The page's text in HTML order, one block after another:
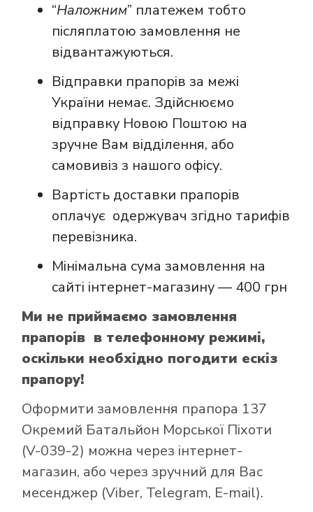
“Наложним” платежем тобто
післяплатою замовлення не
відвантажуються.
Відправки прапорів за межі
України немає. Здійснюємо
відправку Новою Поштою на
зручне Вам відділення, або
самовивіз з нашого офісу.
Вартість доставки прапорів
оплачує одержувач згідно тарифів
перевізника.
Мінімальна сума замовлення на
сайті інтернет-магазину — 400 грн
Ми не приймаємо замовлення
прапорів в телефонному режимі,
оскільки необхідно погодити ескіз
прапору!
Оформити замовлення прапора 137
Окремий Батальйон Морської Піхоти
(V-039-2) можна через інтернет-
магазин, або через зручний для Вас
месенджер (Viber, Telegram, E-mail).